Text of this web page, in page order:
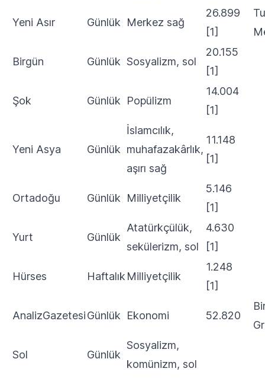
Yeni Asır Günlük Merkez sağ
26.899
[1]
Birgün Günlük Sosyalizm, sol
20.155
[1]
Şok Günlük Popülizm
14.004
[1]
Yeni Asya Günlük
İslamcılık,
muhafazakârlık,
aşırı sağ
11.148
[1]
Ortadoğu Günlük Milliyetçilik
5.146
[1]
Yurt Günlük
Atatürkçülük,
sekülerizm, sol
4.630
[1]
Hürses Haftalık Milliyetçilik
1.248
[1]
AnalizGazetesiGünlük Ekonomi 52.820
Sol Günlük
Sosyalizm,
komünizm, sol